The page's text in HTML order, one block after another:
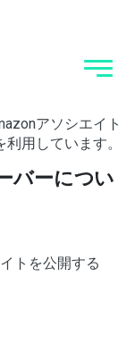
アソシエイト
利用しています。
バーについ
トを公開する